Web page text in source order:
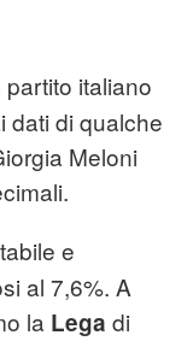
italiano
dati di qualche
Meloni
e
al 7,6%. A
la Lega di